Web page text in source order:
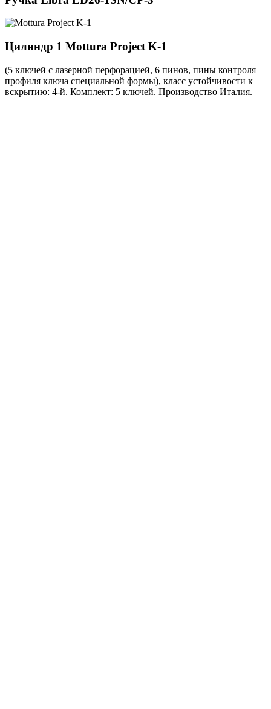
Цилиндр 1 Mottura Project K-1
(5 ключей с лазерной перфорацией, 6 пинов, пины контроля
профиля ключа специальной формы), класс устойчивости к
вскрытию: 4-й. Комплект: 5 ключей. Производство Италия.